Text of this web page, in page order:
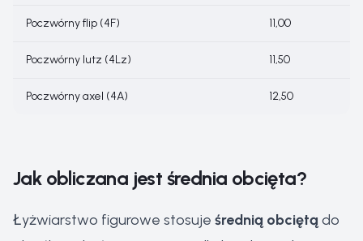
Poczwórny flip (4F) 11,00
Poczwórny lutz (4Lz) 11,50
Poczwórny axel (4A) 12,50
Jak obliczana jest średnia obcięta?
Łyżwiarstwo figurowe stosuje średnią obciętą do